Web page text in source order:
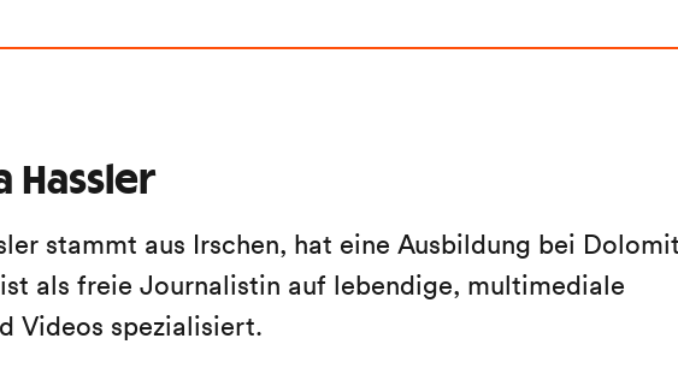
Hassler
stammt aus Irschen, hat eine Ausbildung bei
als freie Journalistin auf lebendige, multimediale
Videos spezialisiert.